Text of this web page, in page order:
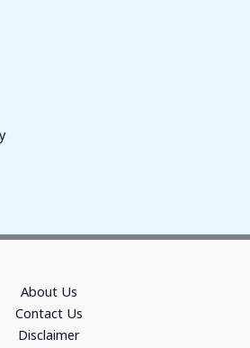
About Us
Contact Us
Disclaimer